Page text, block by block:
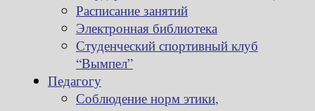
Расписание занятий
Электронная библиотека
Студенческий спортивный клуб
“Вымпел”
Педагогу
Соблюдение норм этики,